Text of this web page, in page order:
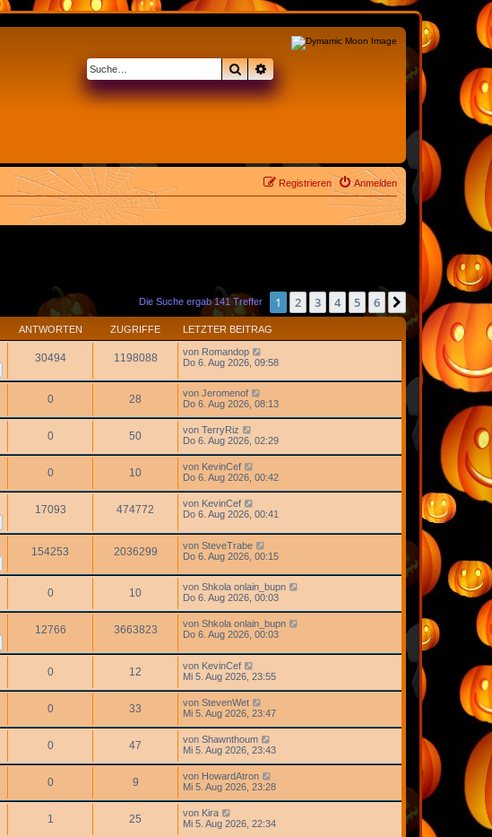
SucheErweiterte Suche
Anmelden
Registrieren
Die Suche ergab 141 Treffer 1 2 3 4 5 6 Nächste
ANTWORTEN ZUGRIFFE LETZTER BEITRAG
30494 1198088 von Romandop
Do 6. Aug 2026, 09:58
0 28 von Jeromenof
Do 6. Aug 2026, 08:13
0 50 von TerryRiz
Do 6. Aug 2026, 02:29
0 10 von KevinCef
Do 6. Aug 2026, 00:42
17093 474772 von KevinCef
Do 6. Aug 2026, 00:41
154253 2036299 von SteveTrabe
Do 6. Aug 2026, 00:15
0 10 von Shkola onlain_bupn
Do 6. Aug 2026, 00:03
12766 3663823 von Shkola onlain_bupn
Do 6. Aug 2026, 00:03
0 12 von KevinCef
Mi 5. Aug 2026, 23:55
0 33 von StevenWet
Mi 5. Aug 2026, 23:47
0 47 von Shawnthoum
Mi 5. Aug 2026, 23:43
0 9 von HowardAtron
Mi 5. Aug 2026, 23:28
1 25 von Kira
Mi 5. Aug 2026, 22:34